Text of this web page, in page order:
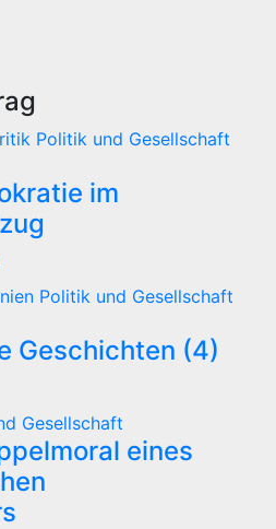
Politik und Gesellschaft
im
Politik und Gesellschaft
Geschichten (4)
Gesellschaft
eines